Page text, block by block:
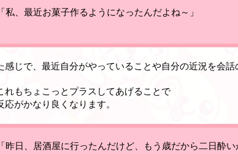
「私、最近お菓子作るようになったんだよね～」
感じで、最近自分がやっていることや自分の近況を会話
れもちょこっとプラスしてあげることで
応がかなり良くなります。
「昨日、居酒屋に行ったんだけど、もう歳だから二日酔い